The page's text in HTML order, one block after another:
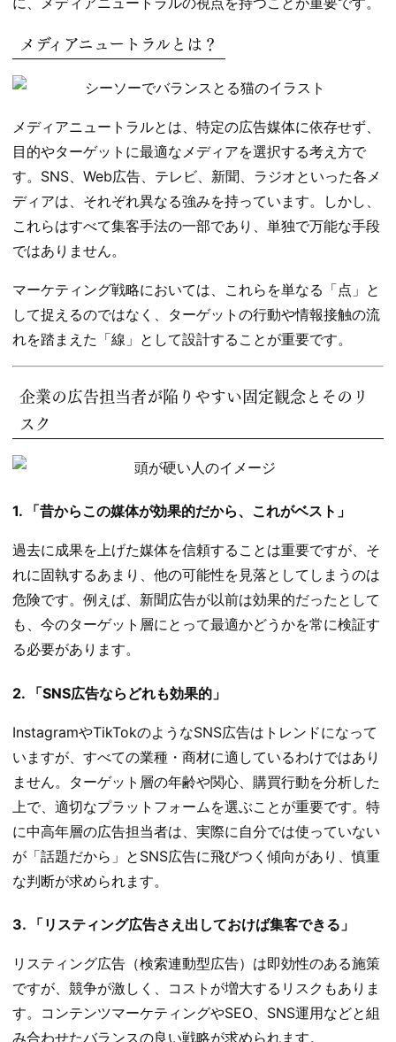
メディアニュートラルとは？
メディアニュートラルとは、特定の広告媒体に依存せず、
目的やターゲットに最適なメディアを選択する考え方で
す。SNS、Web広告、テレビ、新聞、ラジオといった各メ
ディアは、それぞれ異なる強みを持っています。しかし、
これらはすべて集客手法の一部であり、単独で万能な手段
ではありません。
マーケティング戦略においては、これらを単なる「点」と
して捉えるのではなく、ターゲットの行動や情報接触の流
れを踏まえた「線」として設計することが重要です。
企業の広告担当者が陥りやすい固定観念とそのリ
スク
1. 「昔からこの媒体が効果的だから、これがベスト」
過去に成果を上げた媒体を信頼することは重要ですが、そ
れに固執するあまり、他の可能性を見落としてしまうのは
危険です。例えば、新聞広告が以前は効果的だったとして
も、今のターゲット層にとって最適かどうかを常に検証す
る必要があります。
2. 「SNS広告ならどれも効果的」
InstagramやTikTokのようなSNS広告はトレンドになって
いますが、すべての業種・商材に適しているわけではあり
ません。ターゲット層の年齢や関心、購買行動を分析した
上で、適切なプラットフォームを選ぶことが重要です。特
に中高年層の広告担当者は、実際に自分では使っていない
が「話題だから」とSNS広告に飛びつく傾向があり、慎重
な判断が求められます。
3. 「リスティング広告さえ出しておけば集客できる」
リスティング広告（検索連動型広告）は即効性のある施策
ですが、競争が激しく、コストが増大するリスクもありま
す。コンテンツマーケティングやSEO、SNS運用などと組
み合わせたバランスの良い戦略が求められます。